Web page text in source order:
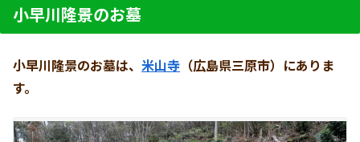
小早川隆景のお墓
小早川隆景のお墓は、 米山寺 （広島県三原市）にありま
す。